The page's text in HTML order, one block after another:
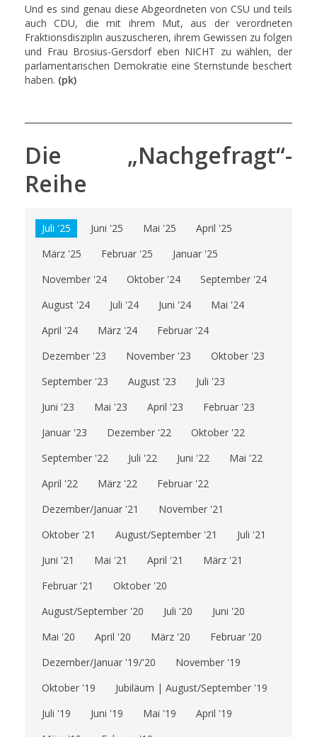
Und es sind genau diese Abgeordneten von CSU und teils
auch CDU, die mit ihrem Mut, aus der verordneten
Fraktionsdisziplin auszuscheren, ihrem Gewissen zu folgen
und Frau Brosius-Gersdorf eben NICHT zu wählen, der
parlamentarischen Demokratie eine Sternstunde beschert
haben. (pk)
Die „Nachgefragt“-
Reihe
Juli '25 Juni '25 Mai '25
April '25
März '25
Februar '25
Januar '25
November '24
Oktober '24
September '24
August '24
Juli '24 Juni '24
Mai '24
April '24
März '24
Februar '24
Dezember '23
November '23
Oktober '23
September '23
August '23
Juli '23
Juni '23
Mai '23 April '23
Februar '23
Januar '23
Dezember '22
Oktober '22
September '22
Juli '22 Juni '22
Mai '22
April '22
März '22
Februar '22
Dezember/Januar '21
November '21
Oktober '21
August/September '21
Juli '21
Juni '21
Mai '21 April '21
März '21
Februar '21
Oktober '20
August/September '20
Juli '20
Juni '20
Mai '20
April '20 März '20
Februar '20
Dezember/Januar '19/'20
November '19
Oktober '19
Jubiläum | August/September '19
Juli '19
Juni '19 Mai '19
April '19